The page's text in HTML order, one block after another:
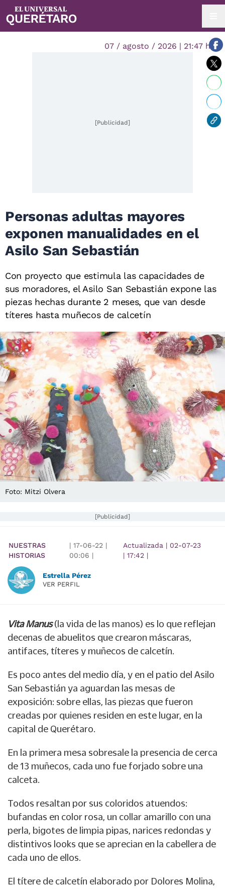
07 / agosto / 2026 | 21:47 hrs.
[Publicidad]
Personas adultas mayores
exponen manualidades en el
Asilo San Sebastián
Con proyecto que estimula las capacidades de
sus moradores, el Asilo San Sebastián expone las
piezas hechas durante 2 meses, que van desde
títeres hasta muñecos de calcetín
Foto: Mitzi Olvera
[Publicidad]
NUESTRAS
HISTORIAS
| 17-06-22 |
00:06 |
Actualizada | 02-07-23
| 17:42|
Estrella Pérez
VER PERFIL
Vita Manus(la vida de las manos) es lo que reflejan
decenas de abuelitos que crearon máscaras,
antifaces, títeres y muñecos de calcetín.
Es poco antes del medio día, y en el patio del Asilo
San Sebastián ya aguardan las mesas de
exposición: sobre ellas, las piezas que fueron
creadas por quienes residen en este lugar, en la
capital de Querétaro.
En la primera mesa sobresale la presencia de cerca
de 13 muñecos, cada uno fue forjado sobre una
calceta.
Todos resaltan por sus coloridos atuendos:
bufandas en color rosa, un collar amarillo con una
perla, bigotes de limpia pipas, narices redondas y
distintivos looks que se aprecian en la cabellera de
cada uno de ellos.
El títere de calcetín elaborado por Dolores Molina,